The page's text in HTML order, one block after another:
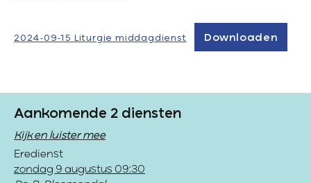
2024-09-15 Liturgie middagdienst Downloaden
Aankomende 2 diensten
Kijk en luister mee
Eredienst
zondag 9 augustus 09:30